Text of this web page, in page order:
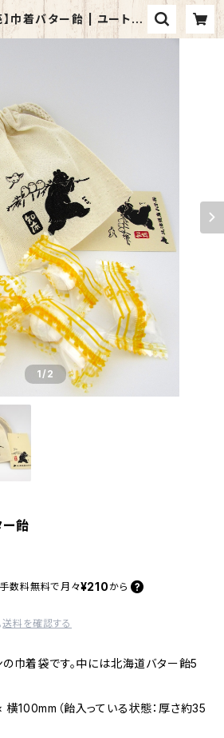
】巾着バター飴 | ユートピ
ア知床
1/2
ー飴
手数料無料で 月々¥210 から
送料を確認する
巾着袋です。中には北海道バター飴5
100mm（飴入っている状態：厚さ約35